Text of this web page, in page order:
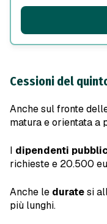
Cessioni del
Anche sul fronte
matura e orientata a
I dipendenti
richieste e 20.500
Anche le duratesi
più lunghi.